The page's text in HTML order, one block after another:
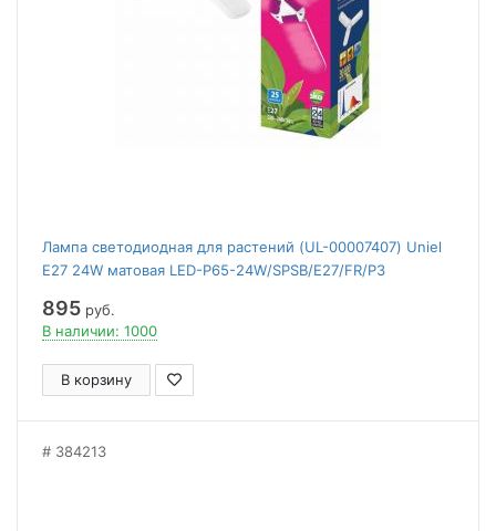
Лампа светодиодная для растений (UL-00007407) Uniel
E27 24W матовая LED-P65-24W/SPSB/E27/FR/P3
895 руб.
В наличии: 1000
В корзину
384213